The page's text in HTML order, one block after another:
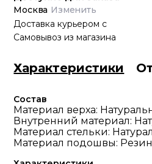
Москва Изменить
Доставка курьером с
Самовывоз из магазина
Характеристики
Состав
Материал верха:
Внутренний материал:
Материал стельки:
Материал подошвы: